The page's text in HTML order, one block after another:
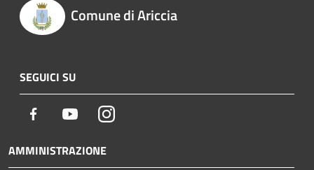
Comune di Ariccia
SEGUICI SU
Facebook YoutubeInstagram
AMMINISTRAZIONE